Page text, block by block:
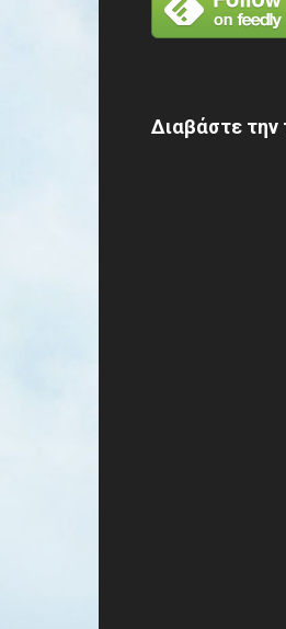
Διαβάστε την